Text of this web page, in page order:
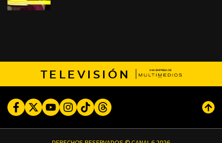
TELEVISIÓN
FacebookTwitterYoutubeInstagram
TikTokThreads